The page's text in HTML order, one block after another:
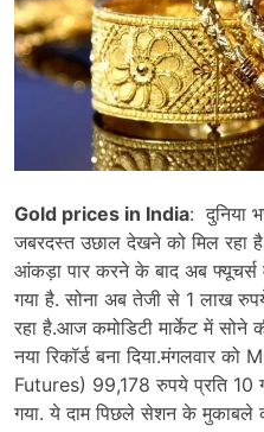
Gold prices in India: दुनिया
जबरदस्त उछाल देखने को मिल रहा
आंकड़ा पार करने के बाद अब फ्यूचर्स
गया है. सोना अब तेजी से 1 लाख
रहा है.आज कमोडिटी मार्केट में
नया रिकॉर्ड बना दिया.मंगलवार
Futures) 99,178 रुपये प्रति 10
गया. ये दाम पिछले सेशन के मुकाबले